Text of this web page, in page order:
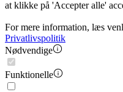
at klikke på 'Accepter alle'
For mere information, læs
Privatlivspolitik
Nødvendige
Funktionelle